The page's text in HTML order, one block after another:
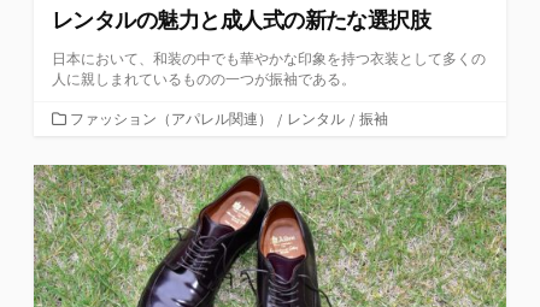
レンタルの魅力と成人式の新たな選択肢
日本において、和装の中でも華やかな印象を持つ衣装として多くの
人に親しまれているものの一つが振袖である。
カ
ゴ
リ
ー
ファッション（アパレル関連） / レンタル / 振袖